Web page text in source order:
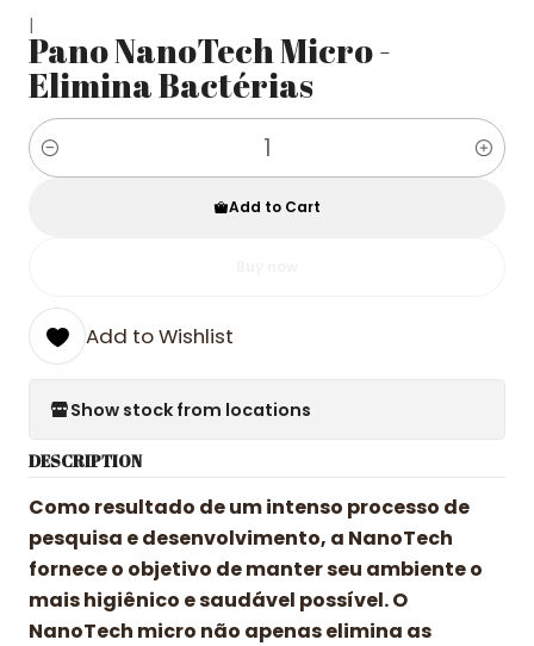
|
Pano NanoTech Micro -
Elimina Bactérias
Quantity
Add to Cart
Add to Wishlist
Show stock from locations
DESCRIPTION
Como resultado de um intenso processo de
pesquisa e desenvolvimento, a NanoTech
fornece o objetivo de manter seu ambiente o
mais higiênico e saudável possível. O
NanoTech micro não apenas elimina as